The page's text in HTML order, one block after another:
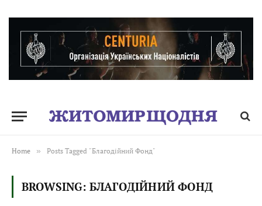
Home » Posts Tagged "Благодійний Фонд"
BROWSING: БЛАГОДІЙНИЙ ФОНД